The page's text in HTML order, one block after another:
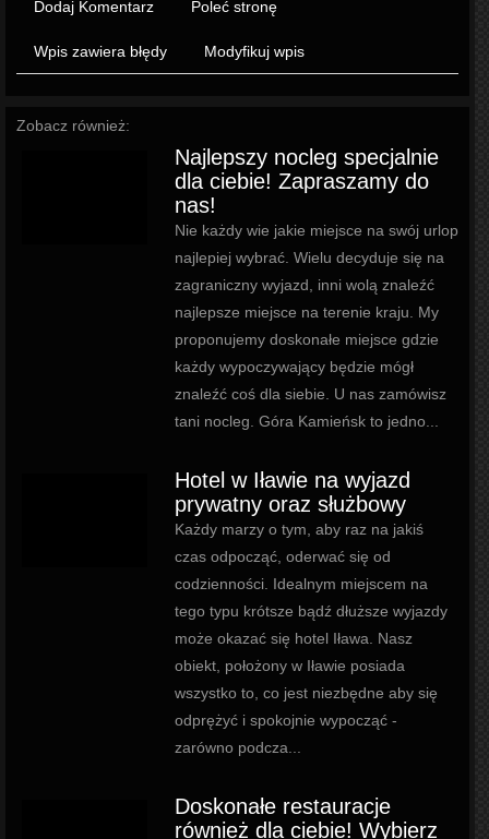
Dodaj Komentarz Poleć stronę
Wpis zawiera błędy Modyfikuj wpis
Zobacz również:
Najlepszy nocleg specjalnie
dla ciebie! Zapraszamy do
nas!
Nie każdy wie jakie miejsce na swój urlop
najlepiej wybrać. Wielu decyduje się na
zagraniczny wyjazd, inni wolą znaleźć
najlepsze miejsce na terenie kraju. My
proponujemy doskonałe miejsce gdzie
każdy wypoczywający będzie mógł
znaleźć coś dla siebie. U nas zamówisz
tani nocleg. Góra Kamieńsk to jedno...
Hotel w Iławie na wyjazd
prywatny oraz służbowy
Każdy marzy o tym, aby raz na jakiś
czas odpocząć, oderwać się od
codzienności. Idealnym miejscem na
tego typu krótsze bądź dłuższe wyjazdy
może okazać się hotel Iława. Nasz
obiekt, położony w Iławie posiada
wszystko to, co jest niezbędne aby się
odprężyć i spokojnie wypocząć -
zarówno podcza...
Doskonałe restauracje
również dla ciebie! Wybierz